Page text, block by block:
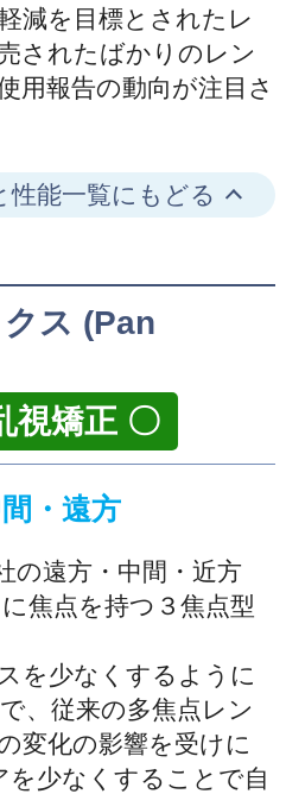
減を目標とされたレ
されたばかりのレン
用報告の動向が注目さ
性能一覧にもどる
ス (Pan
視矯正 〇
・遠方
遠方・中間・近方
焦点を持つ３焦点型
を少なくするように
、従来の多焦点レン
変化の影響を受けに
を少なくすることで自